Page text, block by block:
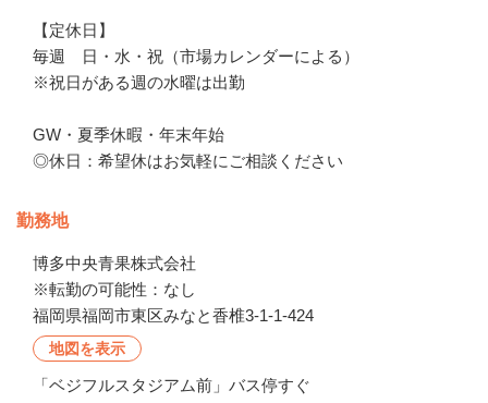
【定休日】
毎週　日・水・祝（市場カレンダーによる）
※祝日がある週の水曜は出勤
GW・夏季休暇・年末年始
◎休日：希望休はお気軽にご相談ください
勤務地
博多中央青果株式会社
※転勤の可能性：なし
福岡県福岡市東区みなと香椎3-1-1-424
地図を表示
「ベジフルスタジアム前」バス停すぐ